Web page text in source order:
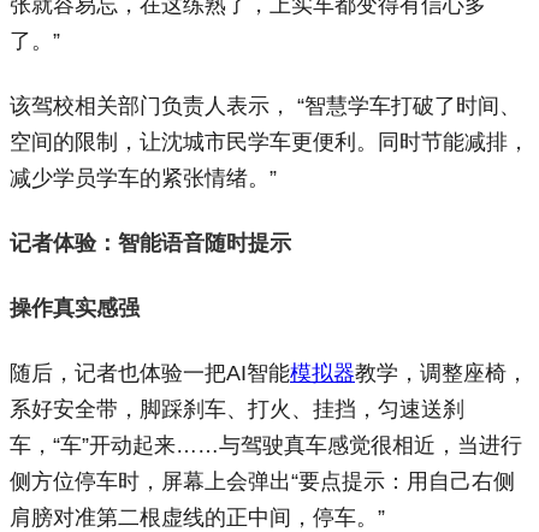
张就容易忘，在这练熟了，上实车都变得有信心多
了。”
该驾校相关部门负责人表示， “智慧学车打破了时间、
空间的限制，让沈城市民学车更便利。同时节能减排，
减少学员学车的紧张情绪。”
记者体验：智能语音随时提示
操作真实感强
随后，记者也体验一把AI智能模拟器教学，调整座椅，
系好安全带，脚踩刹车、打火、挂挡，匀速送刹
车，“车”开动起来……与驾驶真车感觉很相近，当进行
侧方位停车时，屏幕上会弹出“要点提示：用自己右侧
肩膀对准第二根虚线的正中间，停车。”